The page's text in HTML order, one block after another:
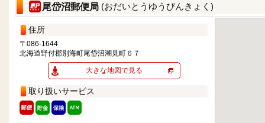
尾岱沼郵便局 (おだいとうゆうびんきょく)
住所
〒086-1644
北海道野付郡別海町尾岱沼潮見町６７
大きな地図で見る
取り扱いサービス